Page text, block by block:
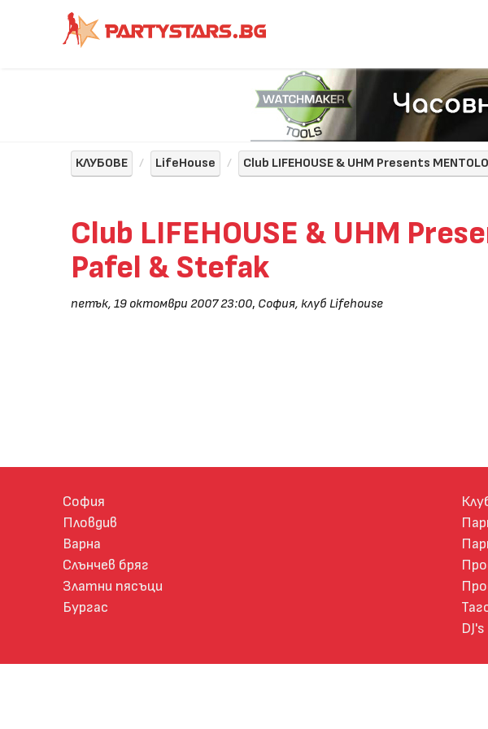
КЛУБОВЕ LifeHouse Club LIFEHOUSE & UHM Presents
Club LIFEHOUSE & UHM
Pafel & Stefak
петък, 19 октомври 2007 23:00, София, клуб Lifehouse
София
Пловдив
Варна
Слънчев бряг
Златни пясъци
Бургас
DJ's